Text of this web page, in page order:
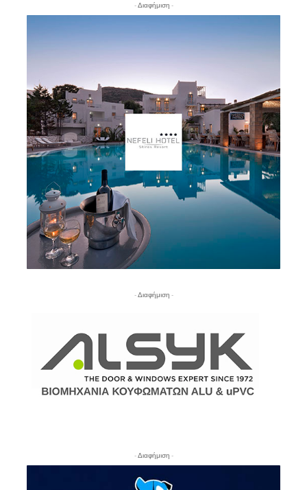
- Διαφήμιση -
- Διαφήμιση -
- Διαφήμιση -